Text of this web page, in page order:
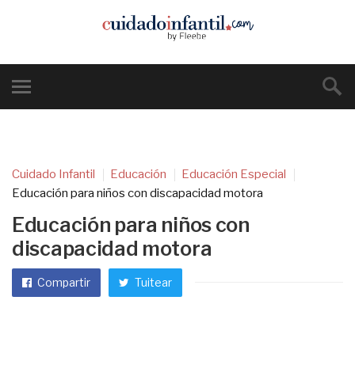
Cuidado Infantil Educación
Educación Especial
Educación para niños con discapacidad motora
Educación para niños con
discapacidad motora
Compartir Tuitear